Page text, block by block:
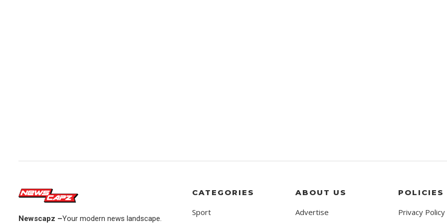
Newscapz –Your modern news landscape.
CATEGORIES
Sport
ABOUT US
Advertise
POLICIES
Privacy Policy